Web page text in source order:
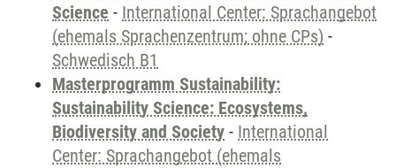
Science - International Center: Sprachangebot
(ehemals Sprachenzentrum; ohne CPs) -
Schwedisch B1
Masterprogramm Sustainability:
Sustainability Science: Ecosystems,
Biodiversity and Society - International
Center: Sprachangebot (ehemals